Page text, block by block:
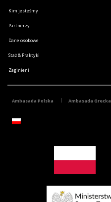
Kim jesteśmy
Partnerzy
Dane osobowe
Staż & Praktyki
Zaginieni
Ambasada Polska Ambasada Grecka